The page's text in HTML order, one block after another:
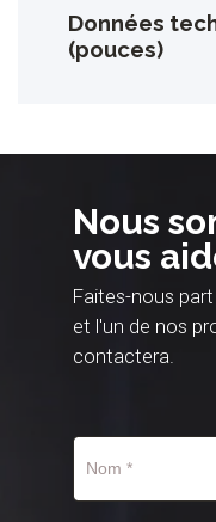
Données
(pouces)
Nous
vous
Faites-nous
et l'un de nos
contactera.